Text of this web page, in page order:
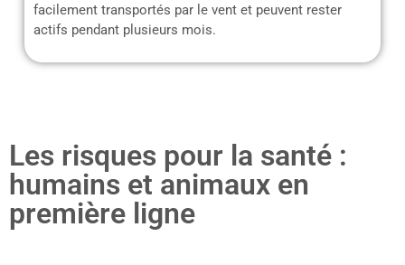
facilement transportés par le vent et peuvent rester
actifs pendant plusieurs mois.
Les risques pour la santé :
humains et animaux en
première ligne